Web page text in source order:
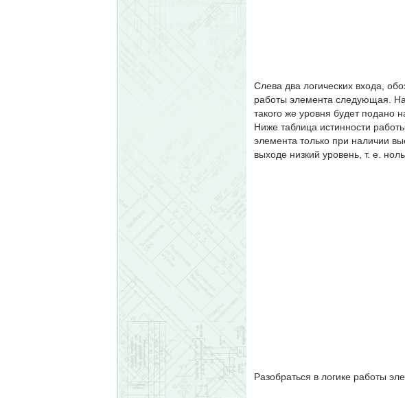
Слева два логических входа,
работы элемента следующая.
такого же уровня будет подано
Ниже таблица истинности
элемента только при наличии
выходе низкий уровень, т. е. ноль.
Разобраться в логике работы